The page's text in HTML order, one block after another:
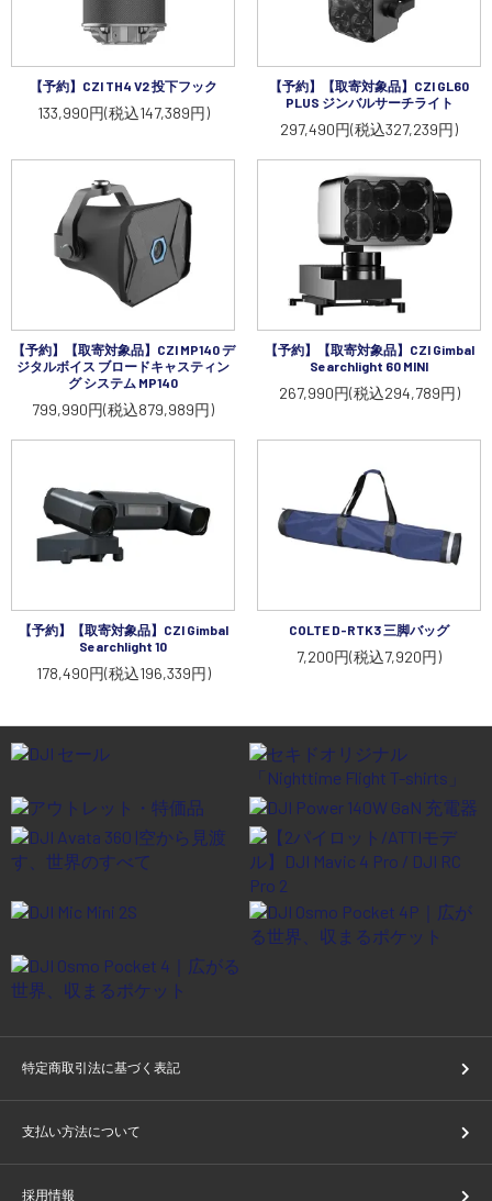
【予約】CZI TH4 V2 投下フック
133,990円(税込147,389円)
【予約】【取寄対象品】CZI GL60
PLUS ジンバルサーチライト
297,490円(税込327,239円)
【予約】【取寄対象品】CZI MP140 デ
ジタルボイス ブロードキャスティン
グ システム MP140
799,990円(税込879,989円)
【予約】【取寄対象品】CZI Gimbal
Searchlight 60 MINI
267,990円(税込294,789円)
【予約】【取寄対象品】CZI Gimbal
Searchlight 10
178,490円(税込196,339円)
COLTE D-RTK3 三脚バッグ
7,200円(税込7,920円)
特定商取引法に基づく表記
支払い方法について
採用情報